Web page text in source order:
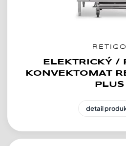
RETIGO
ELEKTRICKÝ /
KONVEKTOMAT
PLUS
detail